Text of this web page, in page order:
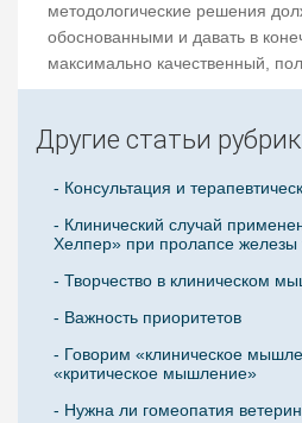
методологические решения
обоснованными и давать в
максимально качественный,
Другие статьи
- Консультация и
- Клинический случай
Хелпер» при пролапсе железы
- Творчество в клиническом
- Важность приоритетов
- Говорим «клиническое
«критическое мышление»
- Нужна ли гомеопатия